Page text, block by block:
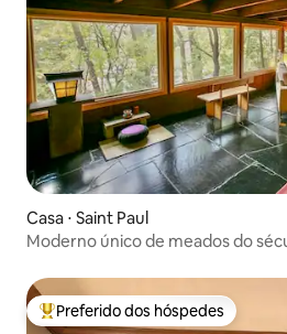
Casa ⋅ Saint Paul
Moderno único de meados do
Entre os melhores preferidos dos
Preferido dos hóspedes